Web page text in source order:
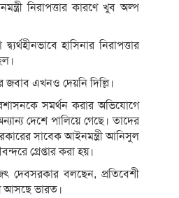
নিরাপত্তার কারণে খুব অল্প
হাসিনার নিরাপত্তার
জবাব এখনও দেয়নি দিল্লি।
সমর্থন করার অভিযোগে
দেশে পালিয়ে গেছে। তাদের
সাবেক আইনমন্ত্রী আনিসুল
গ্রেপ্তার করা হয়।
দেবসরকার বলছেন, প্রতিবেশী
আসছে ভারত।